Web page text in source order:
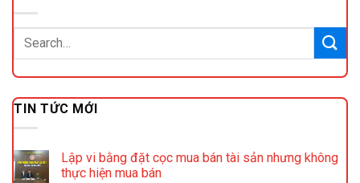
TIN TỨC MỚI
Lập vi bằng đặt cọc mua bán tài sản nhưng không
thực hiện mua bán